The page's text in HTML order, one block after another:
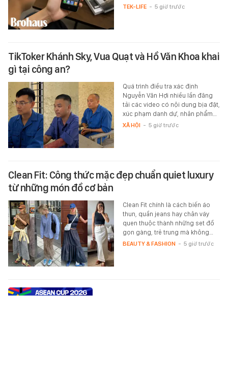
TEK-LIFE - 5 giờ trước
TikToker Khánh Sky, Vua Quạt và Hồ Văn Khoa khai
gì tại công an?
Quá trình điều tra xác định
Nguyễn Văn Hợi nhiều lần đăng
tải các video có nội dung bịa đặt,
xúc phạm danh dự, nhân phẩm…
XÃ HỘI - 5 giờ trước
Clean Fit: Công thức mặc đẹp chuẩn quiet luxury
từ những món đồ cơ bản
Clean Fit chính là cách biến áo
thun, quần jeans hay chân váy
quen thuộc thành những set đồ
gọn gàng, trẻ trung mà không…
BEAUTY & FASHION - 5 giờ trước